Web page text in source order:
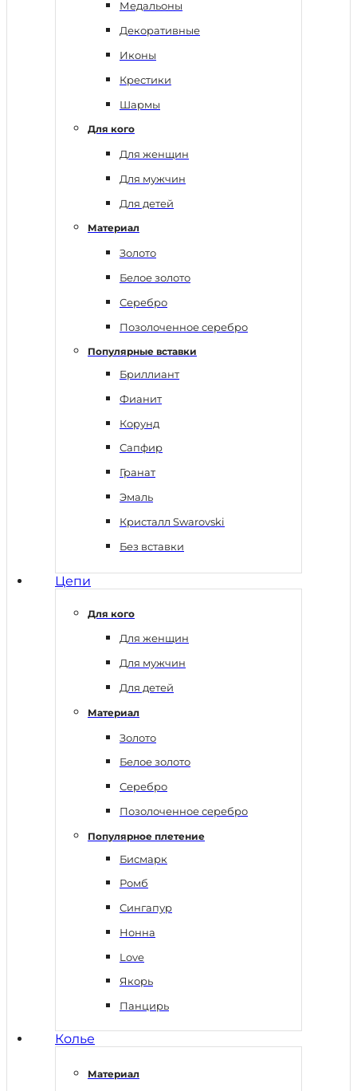
Медальоны
Декоративные
Иконы
Крестики
Шармы
Для кого
Для женщин
Для мужчин
Для детей
Материал
Золото
Белое золото
Серебро
Позолоченное серебро
Популярные вставки
Бриллиант
Фианит
Корунд
Сапфир
Гранат
Эмаль
Кристалл Swarovski
Без вставки
Цепи
Для кого
Для женщин
Для мужчин
Для детей
Материал
Золото
Белое золото
Серебро
Позолоченное серебро
Популярное плетение
Бисмарк
Ромб
Сингапур
Нонна
Love
Якорь
Панцирь
Колье
Материал